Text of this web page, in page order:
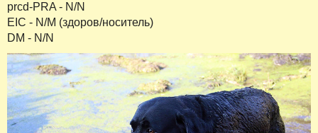
prcd-PRA - N/N
EIC - N/M (здоров/носитель)
DM - N/N